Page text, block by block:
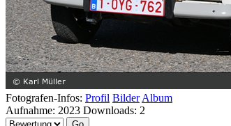
Fotografen-Infos: Profil Bilder Album
Aufnahme: 2023 Downloads: 2